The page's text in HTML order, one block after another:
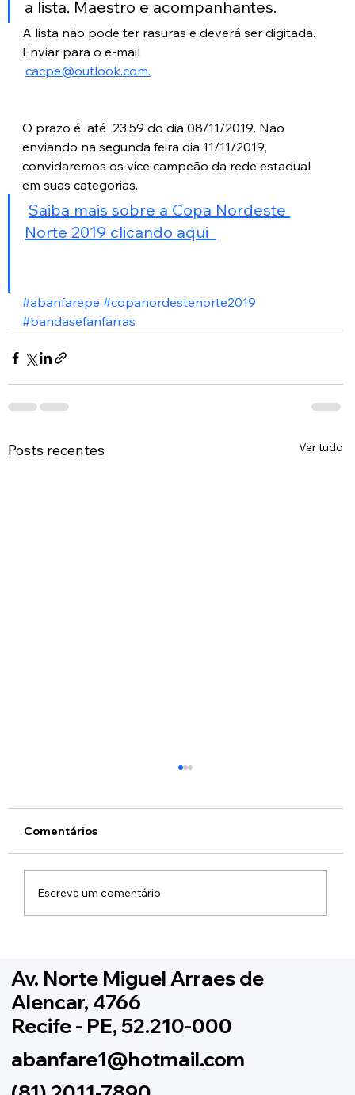
a lista. Maestro e acompanhantes.
A lista não pode ter rasuras e deverá ser digitada.
Enviar para o e-mail
cacpe@outlook.com.
O prazo é  até  23:59 do dia 08/11/2019. Não
enviando na segunda feira dia 11/11/2019,
convidaremos os vice campeão da rede estadual
em suas categorias.
Saiba mais sobre a Copa Nordeste
Norte 2019 clicando aqui
#abanfarepe #copanordestenorte2019
#bandasefanfarras
Posts recentes Ver tudo
do Participante da ABANFARE
Comentários
Escreva um comentário
Av. Norte Miguel Arraes de
Alencar, 4766
Recife - PE, 52.210-000
abanfare1@hotmail.com